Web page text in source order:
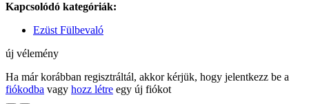
Kapcsolódó kategóriák:
Ezüst Fülbevaló
új vélemény
Ha már korábban regisztráltál, akkor kérjük, hogy jelentkezz be a
fiókodba vagy hozz létre egy új fiókot